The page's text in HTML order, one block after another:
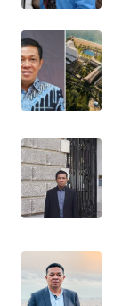
AKHLAK
PERAPKI
SONYA
ASA
NEWS